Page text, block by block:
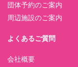
団体予約のご案内
周辺施設のご案内
よくあるご質問
会社概要